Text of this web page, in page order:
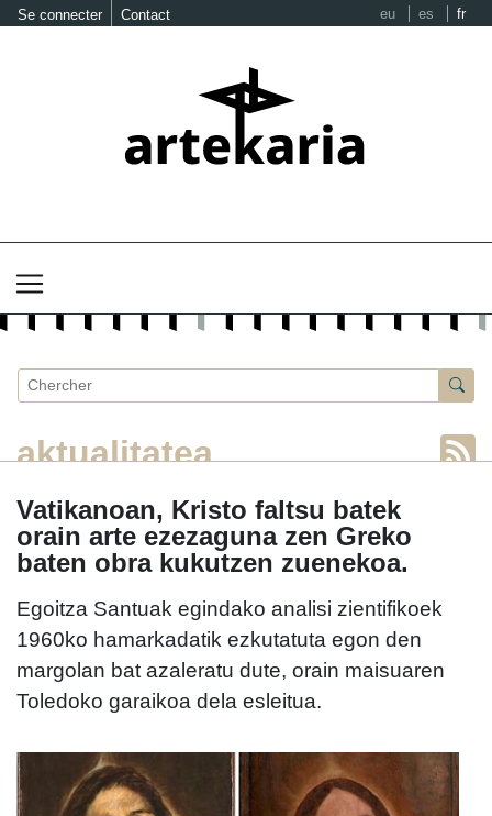
Se connecter Contact eu es fr
aktualitatea
Vatikanoan, Kristo faltsu batek
orain arte ezezaguna zen Greko
baten obra kukutzen zuenekoa.
Egoitza Santuak egindako analisi zientifikoek
1960ko hamarkadatik ezkutatuta egon den
margolan bat azaleratu dute, orain maisuaren
Toledoko garaikoa dela esleitua.